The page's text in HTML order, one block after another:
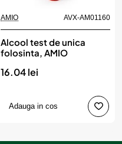
AMIO AVX-AM01160
Alcool test de unica
folosinta, AMIO
16.04 lei
Adauga in cos